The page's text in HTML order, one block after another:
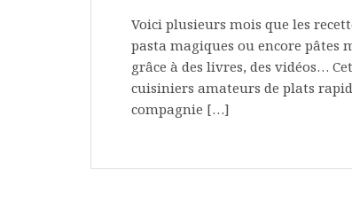
Voici plusieurs mois que les
pasta magiques ou encore pâtes
grâce à des livres, des vidéos…
cuisiniers amateurs de plats
compagnie […]